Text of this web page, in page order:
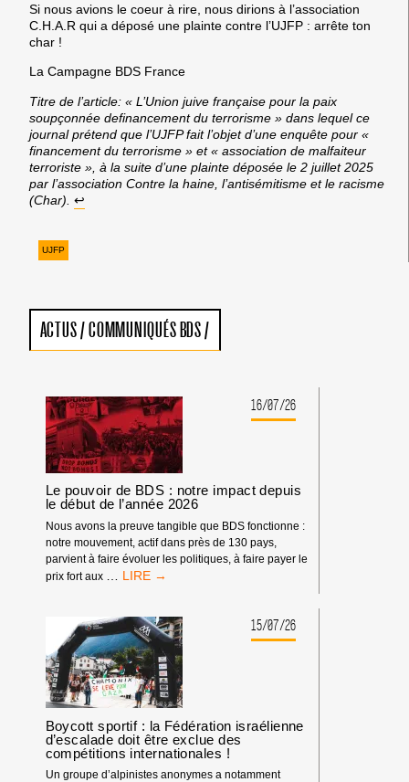
Si nous avions le coeur à rire, nous dirions à l’association
C.H.A.R qui a déposé une plainte contre l’UJFP : arrête ton
char !
La Campagne BDS France
Titre de l’article: « L’Union juive française pour la paix
soupçonnée definancement du terrorisme » dans lequel ce
journal prétend que l’UJFP fait l’objet d’une enquête pour «
financement du terrorisme » et « association de malfaiteur
terroriste », à la suite d’une plainte déposée le 2 juillet 2025
par l’association Contre la haine, l’antisémitisme et le racisme
(Char). ↩︎
UJFP
ACTUS/COMMUNIQUÉS BDS/
16/07/26
Le pouvoir de BDS : notre impact depuis
le début de l’année 2026
Nous avons la preuve tangible que BDS fonctionne :
notre mouvement, actif dans près de 130 pays,
parvient à faire évoluer les politiques, à faire payer le
prix fort aux
LE
BDS
:
NOTRE
IMPACT
DEPUIS
LE
DÉBUT
DE
L’ANNÉE
2026
15/07/26
Boycott sportif : la Fédération israélienne
d’escalade doit être exclue des
compétitions internationales !
Un groupe d’alpinistes anonymes a notamment